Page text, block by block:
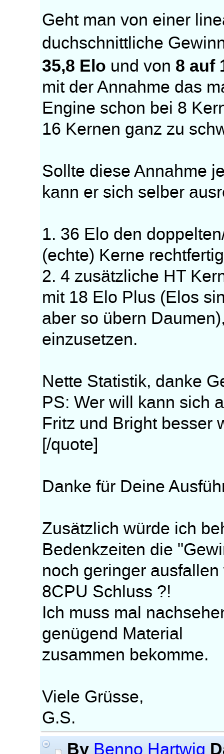
Geht man von einer
duchschnittliche
35,8 Elo und von 8 auf
mit der Annahme das
Engine schon bei 8
16 Kernen ganz zu
Sollte diese Annahme
kann er sich selber
1. 36 Elo den
(echte) Kerne
2. 4 zusätzliche HT
mit 18 Elo Plus (Elos
aber so übern
einzusetzen.
Nette Statistik, danke
PS: Wer will kann sich
Fritz und Bright besser
[/quote]
Danke für Deine
Zusätzlich würde ich
Bedenkzeiten die
noch geringer
8CPU Schluss ?!
Ich muss mal
genügend Material
zusammen bekomme.
Viele Grüsse,
G.S.
By Benno Hartwig